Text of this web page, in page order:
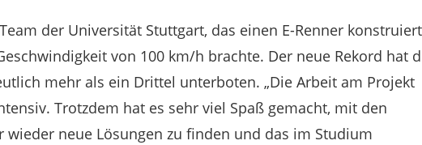
der Universität Stuttgart, das einen E-Renner konstruiert
von 100 km/h brachte. Der neue Rekord hat
mehr als ein Drittel unterboten. „Die Arbeit am Projekt
Trotzdem hat es sehr viel Spaß gemacht, mit den
neue Lösungen zu finden und das im Studium